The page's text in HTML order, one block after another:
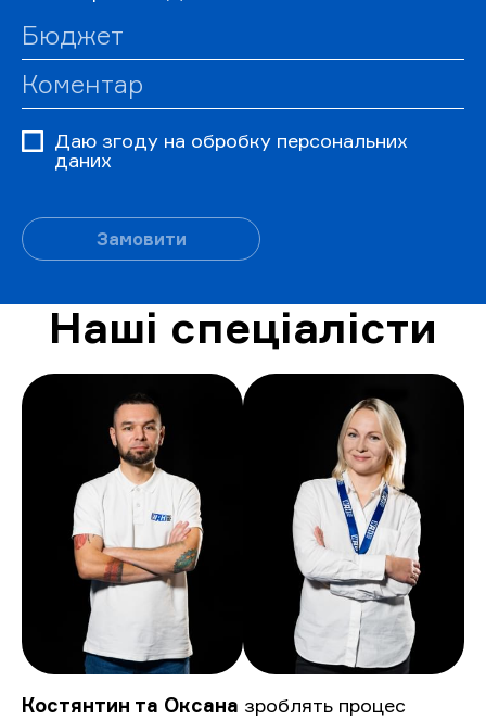
Даю згоду на обробку персональних
даних
Замовити
Наші спеціалісти
Костянтин та Оксана зроблять процес